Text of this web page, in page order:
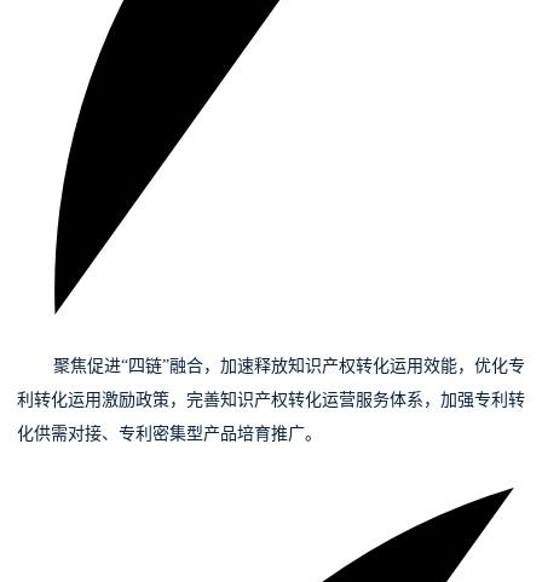
聚焦促进“四链”融合， 加速释放知识产权转化运用效能，优化专
利转化运用激励政策，完善知识产权转化运营服务体系，加强专利转
化供需对接、专利密集型产品培育推广。